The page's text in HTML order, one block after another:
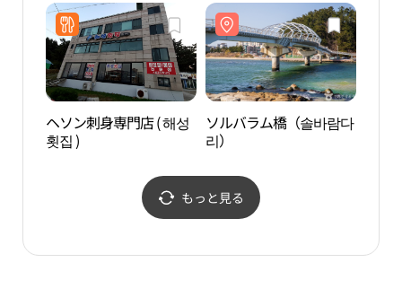
ヘソン刺身専門店 ( 해성
횟집 )
ソルバラム橋（솔바람다
리）
もっと見る